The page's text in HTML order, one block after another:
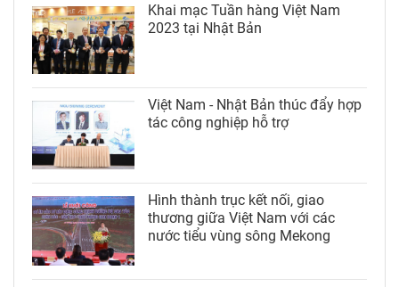
Khai mạc Tuần hàng Việt Nam
2023 tại Nhật Bản
Việt Nam - Nhật Bản thúc đẩy hợp
tác công nghiệp hỗ trợ
Hình thành trục kết nối, giao
thương giữa Việt Nam với các
nước tiểu vùng sông Mekong